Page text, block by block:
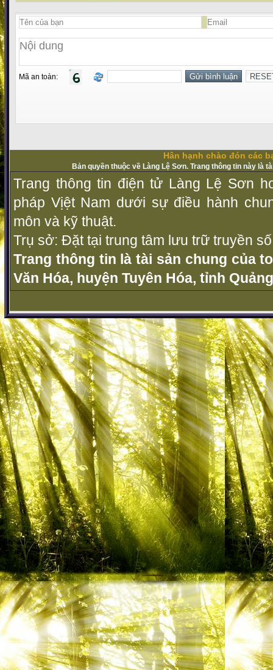
Mã an toàn:
Hân hạnh chào đón các
Bản quyền thuộc về Làng Lệ Sơn. Trang thông tin này là
Trang thông tin điện tử Làng Lệ Sơn
pháp Vịệt Nam dưới sự điều hành
môn và kỹ thuật.
Trụ sở: Đặt tại trung tâm lưu trữ truyền
Trang thông tin là tài sản chung của
Văn Hóa, huyện Tuyên Hóa, tỉnh